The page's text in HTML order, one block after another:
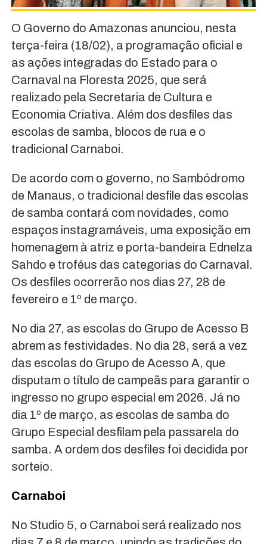
O Governo do Amazonas anunciou, nesta
terça-feira (18/02), a programação oficial e
as ações integradas do Estado para o
Carnaval na Floresta 2025, que será
realizado pela Secretaria de Cultura e
Economia Criativa. Além dos desfiles das
escolas de samba, blocos de rua e o
tradicional Carnaboi.
De acordo com o governo, no Sambódromo
de Manaus, o tradicional desfile das escolas
de samba contará com novidades, como
espaços instagramáveis, uma exposição em
homenagem à atriz e porta-bandeira Ednelza
Sahdo e troféus das categorias do Carnaval.
Os desfiles ocorrerão nos dias 27, 28 de
fevereiro e 1º de março.
No dia 27, as escolas do Grupo de Acesso B
abrem as festividades. No dia 28, será a vez
das escolas do Grupo de Acesso A, que
disputam o título de campeãs para garantir o
ingresso no grupo especial em 2026. Já no
dia 1º de março, as escolas de samba do
Grupo Especial desfilam pela passarela do
samba. A ordem dos desfiles foi decidida por
sorteio.
Carnaboi
No Studio 5, o Carnaboi será realizado nos